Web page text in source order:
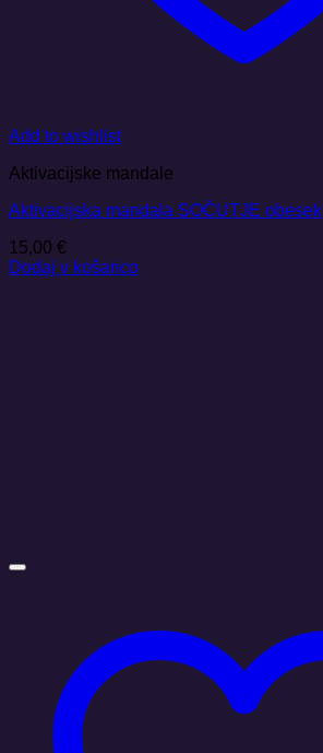
Add to wishlist
Aktivacijske mandale
Aktivacijska mandala SOČUTJE obesek
15,00 €
Dodaj v košarico